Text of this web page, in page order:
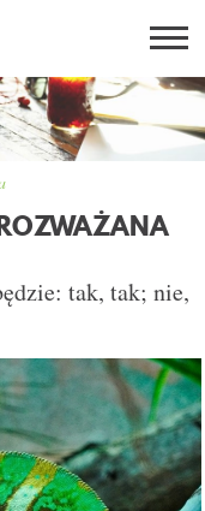
PL BG
tak, tak; nie,